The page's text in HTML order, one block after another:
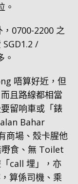
。
0700-2200 之
/
唔算好近，但
且路線都相當
留响車或「錶
Bahar
商場、殼卡腥他
嘢食、無 Toilet
call 埋」，亦
算係司機、乘